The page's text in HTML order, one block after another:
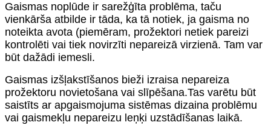
Gaismas noplūde ir sarežģīta problēma, taču
vienkārša atbilde ir tāda, ka tā notiek, ja gaisma no
noteikta avota (piemēram, prožektori netiek pareizi
kontrolēti vai tiek novirzīti nepareizā virzienā. Tam var
būt dažādi iemesli.
Gaismas izšļakstīšanos bieži izraisa nepareiza
prožektoru novietošana vai slīpēšana.Tas varētu būt
saistīts ar apgaismojuma sistēmas dizaina problēmu
vai gaismekļu nepareizu leņķi uzstādīšanas laikā.